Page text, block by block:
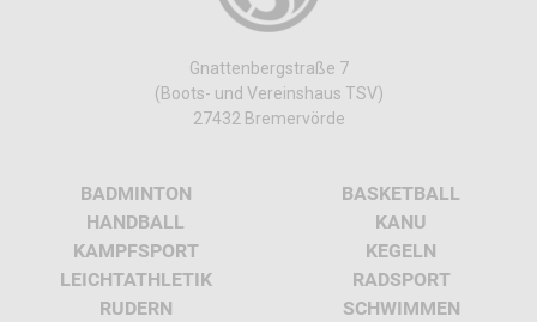
Gnattenbergstraße 7
(Boots- und Vereinshaus TSV)
27432 Bremervörde
BADMINTON
BASKETBALL
HANDBALL
KANU
KAMPFSPORT
KEGELN
LEICHTATHLETIK
RADSPORT
RUDERN
SCHWIMMEN